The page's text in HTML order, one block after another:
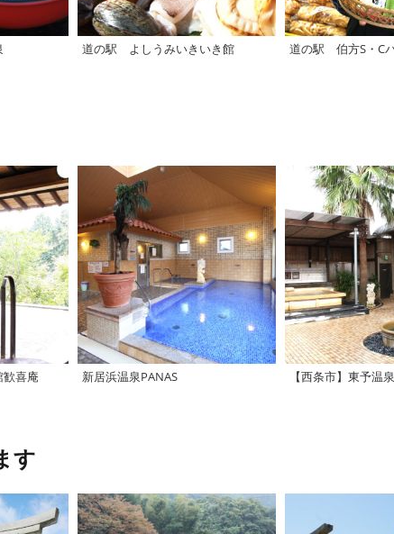
道の駅 よしうみいきいき館
歓喜庵 新居浜温泉PANAS
す